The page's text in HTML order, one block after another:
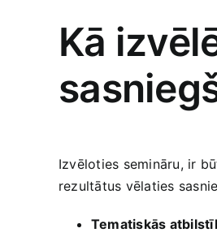
Kā
Izvēloties ‌semināru, ir
rezultātus vēlaties
Tematiskās